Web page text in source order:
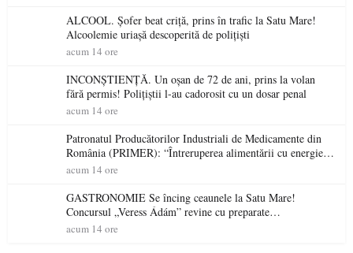
ALCOOL. Șofer beat criță, prins în trafic la Satu Mare!
Alcoolemie uriașă descoperită de polițiști
acum 14 ore
INCONȘTIENȚĂ. Un oșan de 72 de ani, prins la volan
fără permis! Polițiștii l-au cadorosit cu un dosar penal
acum 14 ore
Patronatul Producătorilor Industriali de Medicamente din
România (PRIMER): “Întreruperea alimentării cu energie
electrică a fabricilor de medicamente va pune în pericol
acum 14 ore
GASTRONOMIE Se încing ceaunele la Satu Mare!
Concursul „Veress Ádám” revine cu preparate
spectaculoase, premii și un jurat de renume
acum 14 ore